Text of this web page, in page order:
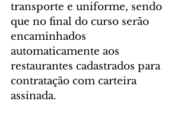
transporte e uniforme, sendo
que no final do curso serão
encaminhados
automaticamente aos
restaurantes cadastrados para
contratação com carteira
assinada.